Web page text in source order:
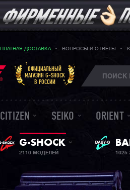
ДОСТАВКА ВОПРОСЫ И ОТВЕТЫ
ОФИЦИАЛЬНЫЙ
МАГАЗИН G-SHOCK
В РОССИИ
CITIZEN SEIKO ORIENT
G-SHOCK
2110 МОДЕЛЕЙ